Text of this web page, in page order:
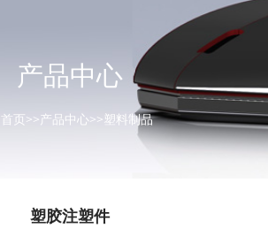
产品中心
首页>>产品中心>>塑料制品
塑胶注塑件